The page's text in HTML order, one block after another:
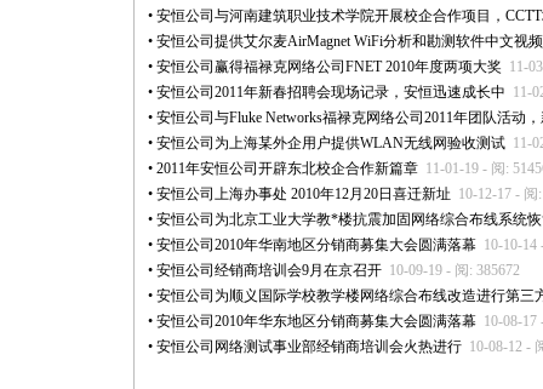
• 安恒公司与河南建筑职业技术学院开展校企合作项目，
• 安恒公司提供艾尔麦AirMagnet WiFi分析和勘测软件中文视
• 安恒公司赢得福禄克网络公司FNET 2010年度两项大奖 11-
• 安恒公司2011年新春招聘会现场记录，安恒迅速成长中 11-
• 安恒公司与Fluke Networks福禄克网络公司2011年团队活动
• 安恒公司为上海某外企用户提供WLAN无线网验收测试 11-
• 2011年安恒公司开辟东北校企合作新篇章 11-01-19 - 阅:
• 安恒公司上海办事处 2010年12月20日喜迁新址 10-12-17 - 阅
• 安恒公司为北京工业大学教*楼抗震加固网络综合布线系统
• 安恒公司2010年华南地区分销商募集大会圆满落幕 10-10-14
• 安恒公司经销商培训会9月在京召开 10-09-19 - 阅: 385672
• 安恒公司为顺义国际学校教学楼网络综合布线改造进行第三
• 安恒公司2010年华东地区分销商募集大会圆满落幕 10-08-17
• 安恒公司网络测试事业部经销商培训会火热进行 10-08-12 -